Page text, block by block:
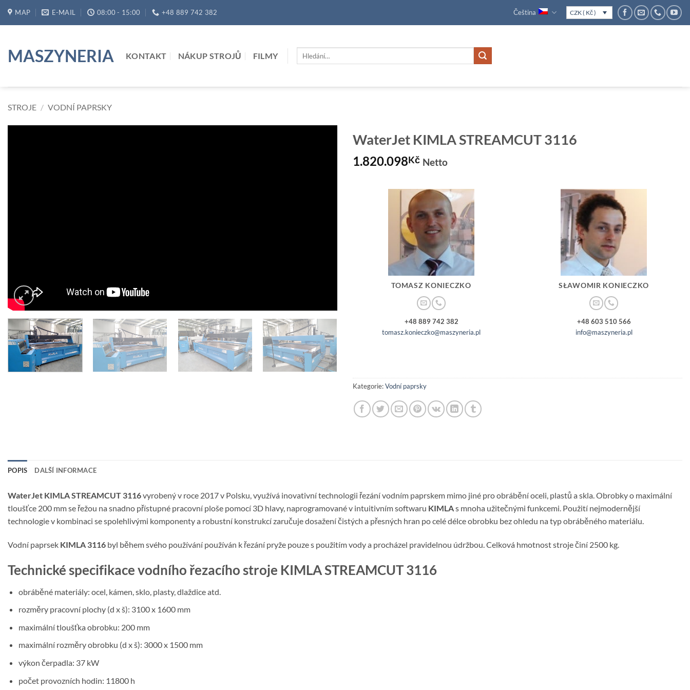
MAP E-MAIL 08:00 - 15:00 +48 889 742 382 Čeština CZK ( Kč )
MASZYNERIA KONTAKT NÁKUP STROJŮ FILMY Hledat:
STROJE / VODNÍ PAPRSKY
WaterJet KIMLA STREAMCUT 3116
1.820.098Kč Netto
TOMASZ KONIECZKO
+48 889 742 382
tomasz.konieczko@maszyneria.pl
SŁAWOMIR KONIECZKO
+48 603 510 566
info@maszyneria.pl
Kategorie:Vodní paprsky
POPIS DALŠÍ INFORMACE
WaterJet KIMLA STREAMCUT 3116vyrobený v roce 2017 v Polsku, využívá inovativní technologii řezání vodním paprskem mimo jiné pro obrábění oceli, plastů a skla. Obrobky o maximální
tloušťce 200 mm se řežou na snadno přístupné pracovní ploše pomocí 3D hlavy, naprogramované v intuitivním softwaru KIMLAs mnoha užitečnými funkcemi. Použití nejmodernější
technologie v kombinaci se spolehlivými komponenty a robustní konstrukcí zaručuje dosažení čistých a přesných hran po celé délce obrobku bez ohledu na typ obráběného materiálu.
Vodní paprsek KIMLA 3116 byl během svého používání používán k řezání pryže pouze s použitím vody a procházel pravidelnou údržbou. Celková hmotnost stroje činí 2500 kg.
Technické specifikace vodního řezacího stroje KIMLA STREAMCUT 3116
obráběné materiály: ocel, kámen, sklo, plasty, dlaždice atd.
rozměry pracovní plochy (d x š): 3100 x 1600 mm
maximální tloušťka obrobku: 200 mm
maximální rozměry obrobku (d x š): 3000 x 1500 mm
výkon čerpadla: 37 kW
počet provozních hodin: 11800 h